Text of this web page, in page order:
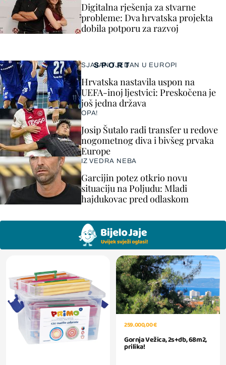
SPORT
SJAJAN TJEDAN U EUROPI
Hrvatska nastavila uspon na
UEFA-inoj ljestvici: Preskočena je
još jedna država
OPA!
Josip Šutalo radi transfer u redove
nogometnog diva i bivšeg prvaka
Europe
IZ VEDRA NEBA
Garcijin potez otkrio novu
situaciju na Poljudu: Mladi
hajdukovac pred odlaskom
Digitalna rješenja za stvarne
probleme: Dva hrvatska projekta
dobila potporu za razvoj
259.000,00 €
Gornja Vežica, 2s+db, 68m2,
prilika!